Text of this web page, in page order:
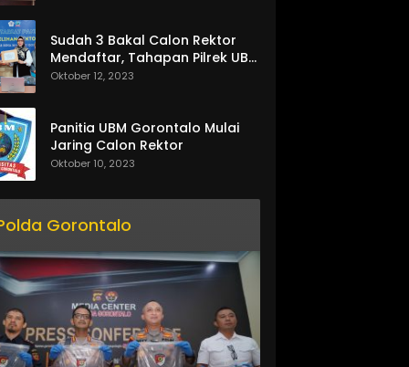
Sudah 3 Bakal Calon Rektor
Mendaftar, Tahapan Pilrek UBM
Gorontalo Makin Seru
Oktober 12, 2023
Panitia UBM Gorontalo Mulai
Jaring Calon Rektor
Oktober 10, 2023
Gorontalo